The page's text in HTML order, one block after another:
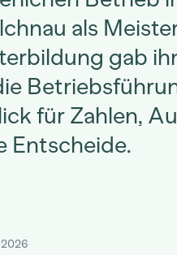
als
gab
für Zahlen,
Entscheide.